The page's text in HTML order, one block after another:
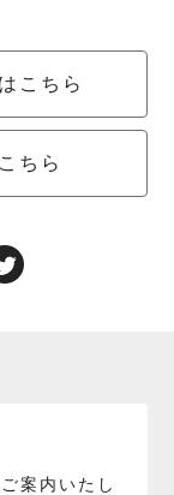
こちら
ちら
案内いたし